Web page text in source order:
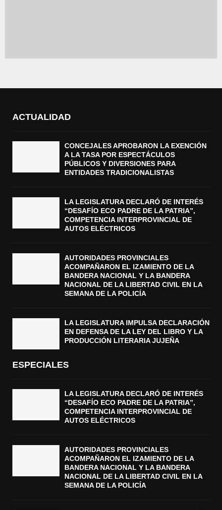
ACTUALIDAD
CONCEJALES APROBARON LA EXENCIÓN
A LA TASA POR ESPECTÁCULOS
PÚBLICOS Y DIVERSIONES PARA
ENTIDADES TRADICIONALISTAS
LA LEGISLATURA DECLARÓ DE INTERÉS
“DESAFÍO ECO PADRE DE LA PATRIA”,
COMPETENCIA INTERPROVINCIAL DE
AUTOS ELÉCTRICOS
AUTORIDADES PROVINCIALES
ACOMPAÑARON EL IZAMIENTO DE LA
BANDERA NACIONAL Y LA BANDERA
NACIONAL DE LA LIBERTAD CIVIL EN LA
SEMANA DE LA POLICÍA
LA LEGISLATURA IMPULSA DECLARACIÓN
EN DEFENSA DE LA LEY DEL LIBRO Y LA
PRODUCCIÓN LITERARIA JUJEÑA
ESPECIALES
LA LEGISLATURA DECLARÓ DE INTERÉS
“DESAFÍO ECO PADRE DE LA PATRIA”,
COMPETENCIA INTERPROVINCIAL DE
AUTOS ELÉCTRICOS
AUTORIDADES PROVINCIALES
ACOMPAÑARON EL IZAMIENTO DE LA
BANDERA NACIONAL Y LA BANDERA
NACIONAL DE LA LIBERTAD CIVIL EN LA
SEMANA DE LA POLICÍA